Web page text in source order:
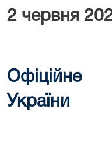
2 червня
Офіційне
України